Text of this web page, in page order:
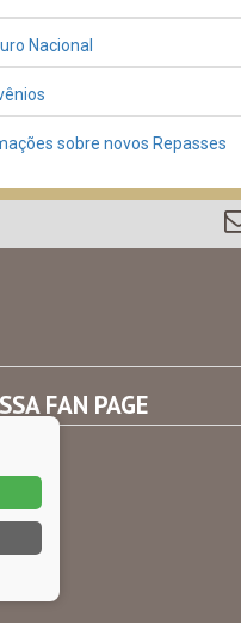
Nacional
sobre novos Repasses
FAN PAGE